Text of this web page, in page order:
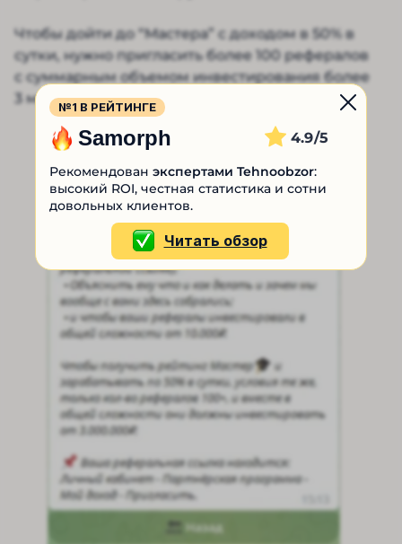
Чтобы дойти до “Мастера” с доходом в 50% в
сутки, нужно пригласить более 100 рефералов
с суммарным объемом инвестирования более
3 млн рублей.
№1 В РЕЙТИНГЕ
Samorph 4.9
Рекомендован экспертами Tehnoobzor:
высокий ROI, честная статистика и сотни
довольных клиентов.
Читать обзор